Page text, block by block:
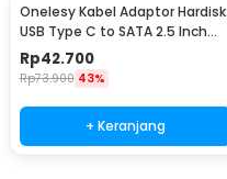
Onelesy Kabel Adaptor Hardisk
USB Type C to SATA 2.5 Inch
Support 5G - ONUSBC
Rp42.700
Rp73.900 43%
+ Keranjang